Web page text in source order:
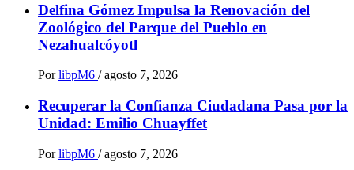
Delfina Gómez Impulsa la Renovación del
Zoológico del Parque del Pueblo en
Nezahualcóyotl
Por libpM6 / agosto 7, 2026
Recuperar la Confianza Ciudadana Pasa por la
Unidad: Emilio Chuayffet
Por libpM6 / agosto 7, 2026